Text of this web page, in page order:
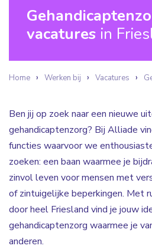
vacatures in
Home Werken bij Vacatures
Ben jij op zoek naar een nieuwe
gehandicaptenzorg? Bij Alliade
functies waarvoor we
zoeken: een baan waarmee je
zinvol leven voor mensen met
of zintuigelijke beperkingen. Met
door heel Friesland vind je jouw
gehandicaptenzorg waarmee je
anderen.